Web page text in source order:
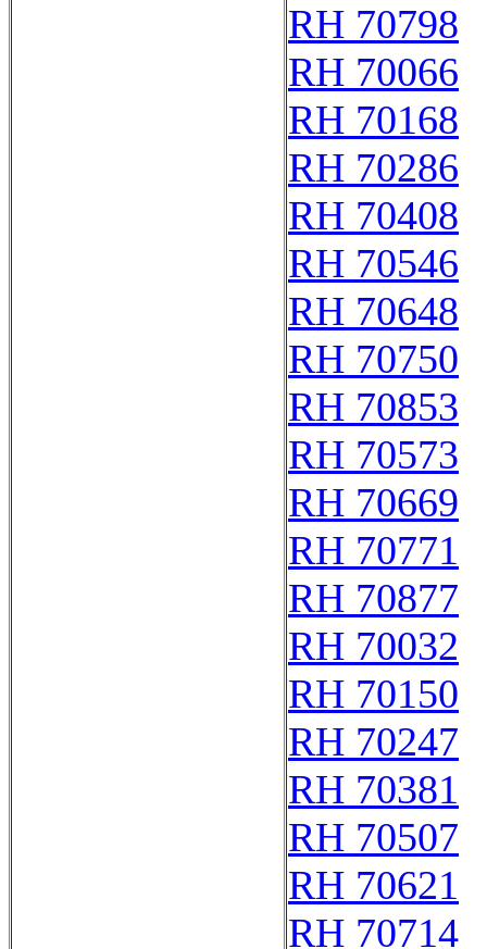
RH 70798
RH 70066
RH 70168
RH 70286
RH 70408
RH 70546
RH 70648
RH 70750
RH 70853
RH 70573
RH 70669
RH 70771
RH 70877
RH 70032
RH 70150
RH 70247
RH 70381
RH 70507
RH 70621
RH 70714